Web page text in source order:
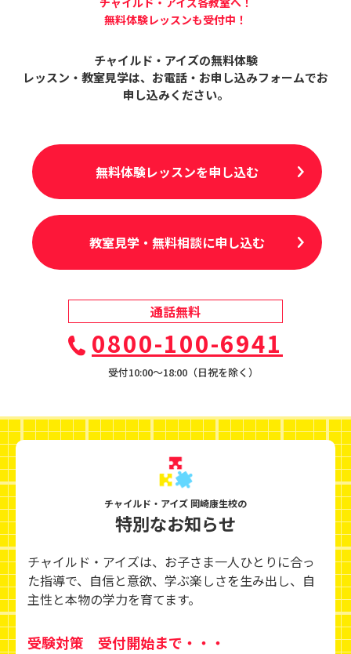
無料体験レッスンも受付中！
チャイルド・アイズの無料体験
レッスン・教室見学は、 お電話・お申し込みフォームでお
申し込みください。
無料体験レッスンを申し込む
教室見学・無料相談に申し込む
通話無料
0800-100-6941
受付10:00〜18:00（日祝を除く）
チャイルド・アイズ 岡崎康生校の
特別なお知らせ
チャイルド・アイズは、お子さま一人ひとりに合っ
た指導で、自信と意欲、学ぶ楽しさを生み出し、 自
主性と本物の学力を育てます。
受験対策 受付開始まで・・・